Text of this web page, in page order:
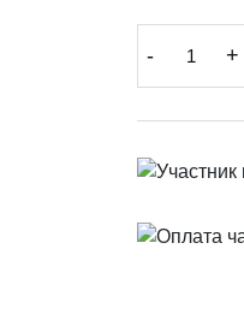
- +